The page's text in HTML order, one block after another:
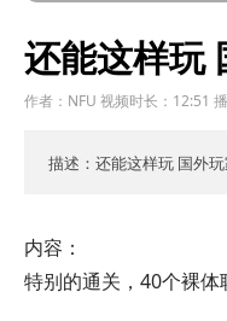
还能这样玩
作者：NFU 视频时长：12:51
描述：还能这样玩 国外
内容：
特别的通关，40个裸